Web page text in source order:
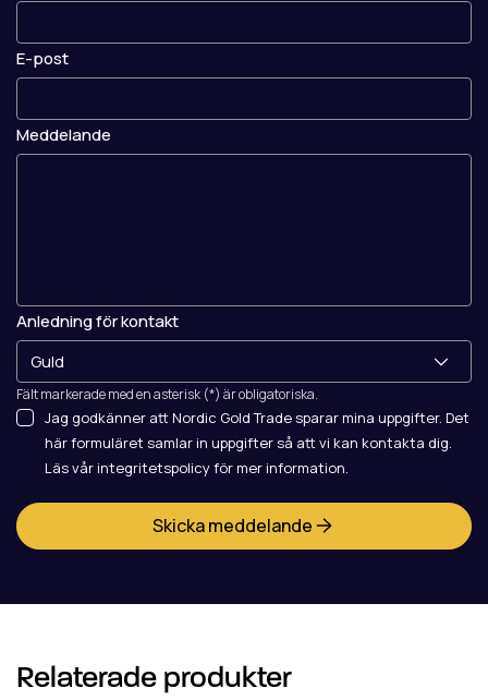
E-post
Meddelande
Anledning för kontakt
Fält markerade med en asterisk (*) är obligatoriska.
Jag godkänner att Nordic Gold Trade sparar mina uppgifter. Det
här formuläret samlar in uppgifter så att vi kan kontakta dig.
Läs vår integritetspolicy för mer information.
Skicka meddelande
Relaterade produkter